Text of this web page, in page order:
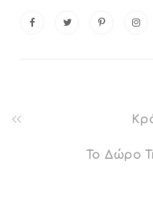
Το Δώρο